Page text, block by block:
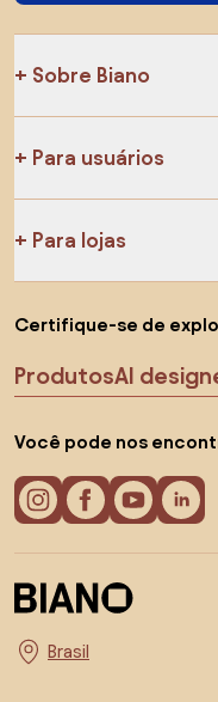
Sobre Biano
Para usuários
Para lojas
Certifique-se de
ProdutosAI
Você pode nos
Escolha o país